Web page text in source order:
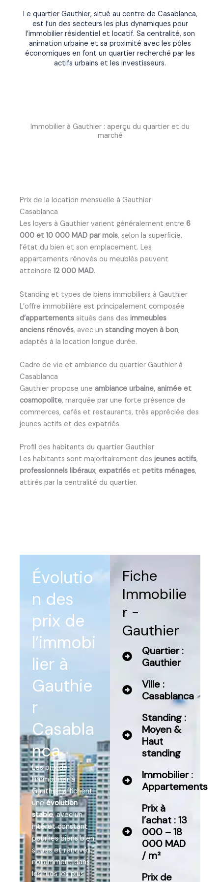
Le quartier Gauthier, situé au centre de Casablanca,
est l’un des secteurs les plus dynamiques pour
l’immobilier résidentiel et locatif. Sa centralité, son
animation urbaine et sa proximité avec les pôles
économiques en font un quartier recherché par les
actifs urbains et les investisseurs.
Immobilier à Gauthier : aperçu du quartier et du
marché
Prix de la location mensuelle à Gauthier
Casablanca
Les loyers à Gauthier varient généralement entre 6
000 et 10 000 MAD par mois, selon la superficie,
l’état du bien et son emplacement. Les
appartements rénovés ou meublés peuvent
atteindre 12 000 MAD.
Standing et types de biens immobiliers à Gauthier
L’offre immobilière est principalement composée
d’appartements situés dans des immeubles
anciens rénovés, avec un standing moyen à bon,
adaptés à la location longue durée.
Cadre de vie et ambiance du quartier Gauthier à
Casablanca
Gauthier propose une ambiance urbaine, animée et
cosmopolite, marquée par une forte présence de
commerces, cafés et restaurants, très appréciée des
jeunes actifs et des expatriés.
Profil des habitants du quartier Gauthier
Les habitants sont majoritairement des jeunes actifs,
professionnels libéraux, expatriés et petits ménages,
attirés par la centralité du quartier.
Évolutio
n des
prix de
l’immobi
lier à
Gauthie
r
Casabla
nca
Les prix de
l’immobilier à
Gauthier affichent
uneévolution
stable, avec un
intérêt constant
pour les biens bien
situés et rénovés,
notamment dans
les rues les plus
Fiche
Immobilie
r -
Gauthier
Quartier :
Gauthier
Ville :
Casablanca
Standing :
Moyen &
Haut
standing
Immobilier :
Appartements
Prix à
l’achat : 13
000 – 18
000 MAD
/ m²
Prix de